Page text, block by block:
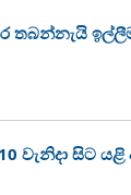
තබන්නැයි
වැනිදා සිට